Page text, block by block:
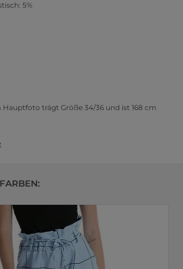
5%
Hauptfoto trägt Größe 34/36 und ist 168 cm